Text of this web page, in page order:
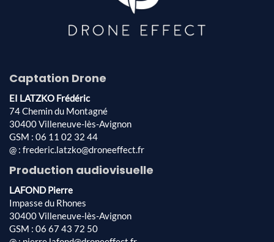
Captation Drone
EI LATZKO Frédéric
74 Chemin du Montagné
30400 Villeneuve-lès-Avignon
GSM : 06 11 02 32 44
@ : frederic.latzko@droneeffect.fr
Production audiovisuelle
LAFOND Pierre
Impasse du Rhones
30400 Villeneuve-lès-Avignon
GSM : 06 67 43 72 50